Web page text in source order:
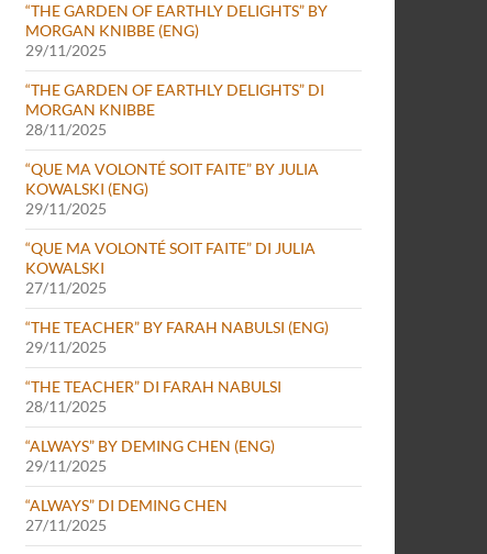
“THE GARDEN OF EARTHLY DELIGHTS” BY
MORGAN KNIBBE (ENG)
29/11/2025
“THE GARDEN OF EARTHLY DELIGHTS” DI
MORGAN KNIBBE
28/11/2025
“QUE MA VOLONTÉ SOIT FAITE” BY JULIA
KOWALSKI (ENG)
29/11/2025
“QUE MA VOLONTÉ SOIT FAITE” DI JULIA
KOWALSKI
27/11/2025
“THE TEACHER” BY FARAH NABULSI (ENG)
29/11/2025
“THE TEACHER” DI FARAH NABULSI
28/11/2025
“ALWAYS” BY DEMING CHEN (ENG)
29/11/2025
“ALWAYS” DI DEMING CHEN
27/11/2025